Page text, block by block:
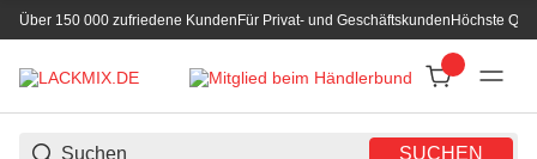
Über 150 000 zufriedene KundenFür Privat- und GeschäftskundenHöchste
SUCHEN